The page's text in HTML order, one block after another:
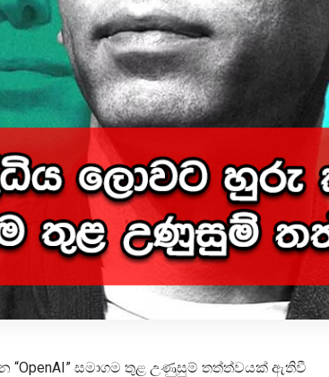
“OpenAI” සමාගම තුළ උණුසුම් තත්ත්වයක් ඇතිවී